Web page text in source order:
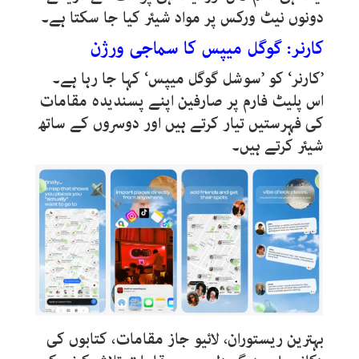
دونوں نیٹ ورکس پر مواد شیئر کیا جا سکتا ہے۔
کارنر: گوگل میپس کا سماجی ورژن
’کارنر‘ کو ’سوشل گوگل میپس‘ کہا جا رہا ہے۔
اس پلیٹ فارم پر صارفین اپنے پسندیدہ مقامات
کی فہرستیں تیار کرتے ہیں اور دوسروں کے ساتھ
شیئر کرتے ہیں۔
بہترین ریستوران، لائیو جاز مقامات، کتابوں کی